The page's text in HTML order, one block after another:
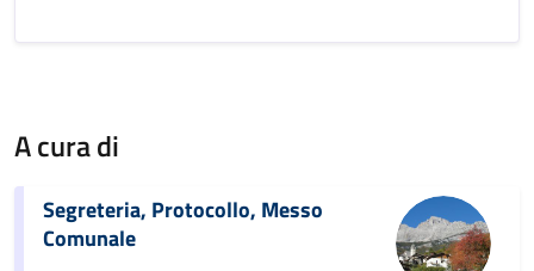
A cura di
Segreteria, Protocollo, Messo
Comunale